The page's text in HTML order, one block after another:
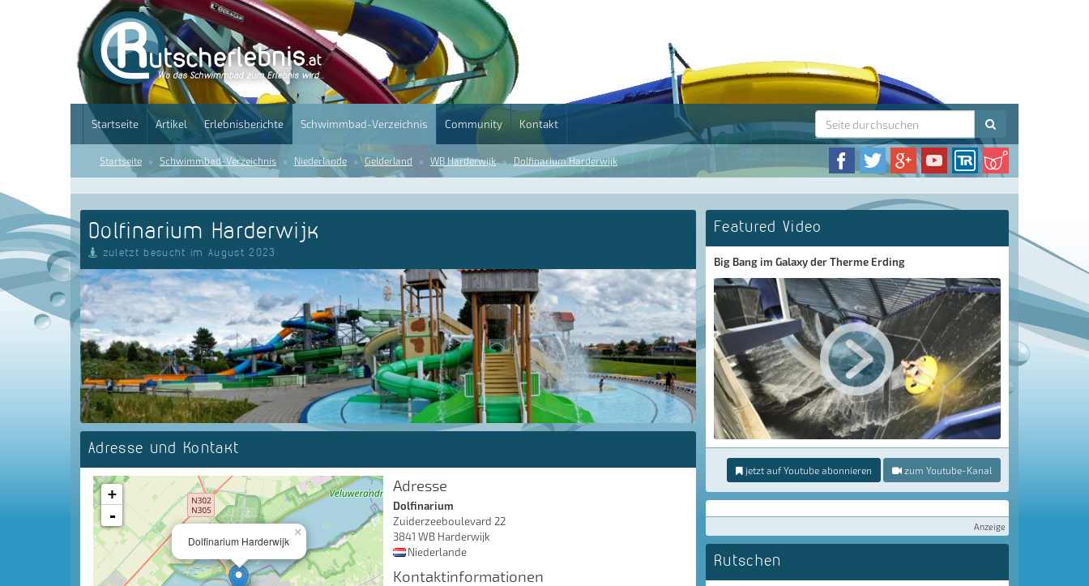
Startseite Artikel Erlebnisberichte Schwimmbad-Verzeichnis Community Kontakt
Startseite Schwimmbad-Verzeichnis Niederlande Gelderland WB Harderwijk Dolfinarium Harderwijk
Dolfinarium Harderwijk
zuletzt besucht im August 2023
Adresse und Kontakt
×
Dolfinarium Harderwijk
+
-
Adresse
Dolfinarium
Zuiderzeeboulevard 22
3841 WB Harderwijk
Niederlande
Kontaktinformationen
Featured Video
Big Bang im Galaxy der Therme Erding
jetzt auf Youtube abonnieren zum Youtube-Kanal
Anzeige
Rutschen